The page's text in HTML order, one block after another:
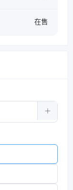
在售